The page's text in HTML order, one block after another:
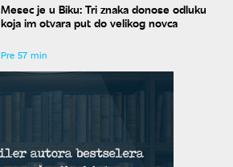
Mesec je u Biku: Tri znaka donose odluku
koja im otvara put do velikog novca
Pre 57 min